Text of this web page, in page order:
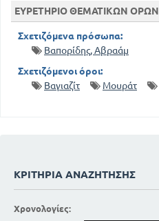
ΕΥΡΕΤΗΡΙΟ ΘΕΜΑΤΙΚΩΝ ΟΡΩΝ
Σχετιζόμενα πρόσωπα:
Βαπορίδης, Αβραάμ
Σχετιζόμενοι όροι:
Βαγιαζίτ
Μουράτ
ΚΡΙΤΉΡΙΑ ΑΝΑΖΉΤΗΣΗΣ
Χρονολογίες: